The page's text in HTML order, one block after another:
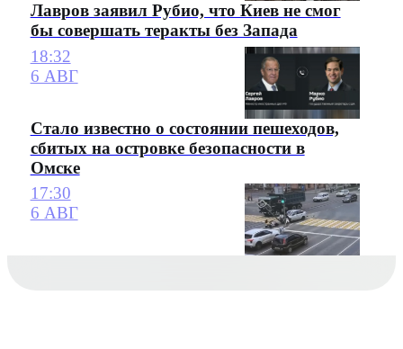
Лавров заявил Рубио, что Киев не смог
бы совершать теракты без Запада
18:32
6 АВГ
Стало известно о состоянии пешеходов,
сбитых на островке безопасности в
Омске
17:30
6 АВГ